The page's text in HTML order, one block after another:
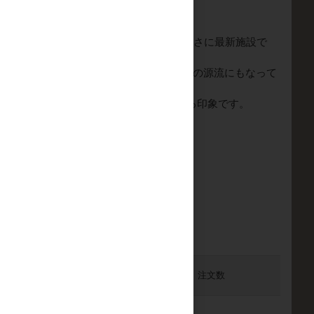
います。2024年から稼働を開始したまさに最新施設で
所で稼働しています。また、ナイル川の源流にもなって
甘さが高めのトーンでまとまっている印象です。
注文数